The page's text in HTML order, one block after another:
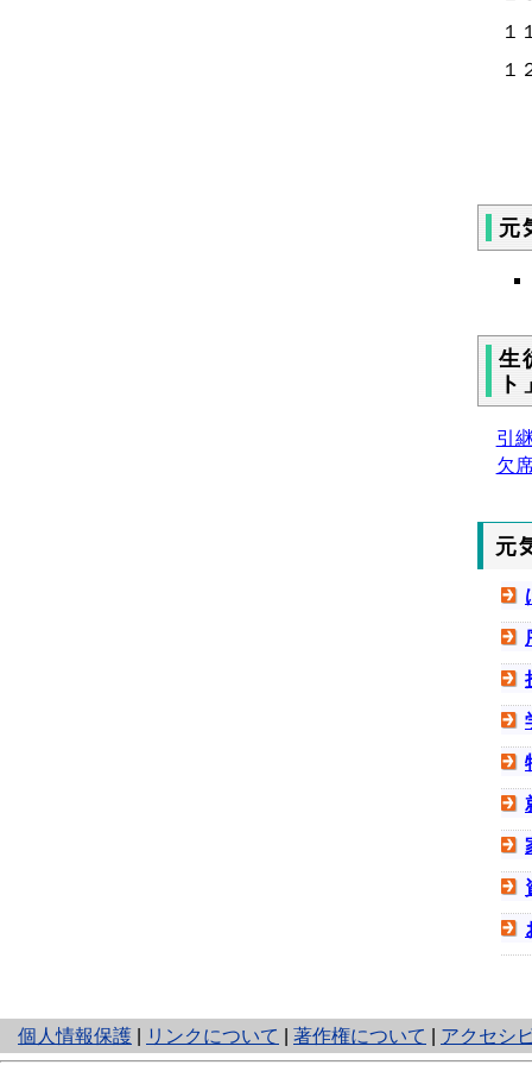
１
元
生
ト
引
欠
元
個人情報保護
と
り
リンクについて 著作権について アクセシ